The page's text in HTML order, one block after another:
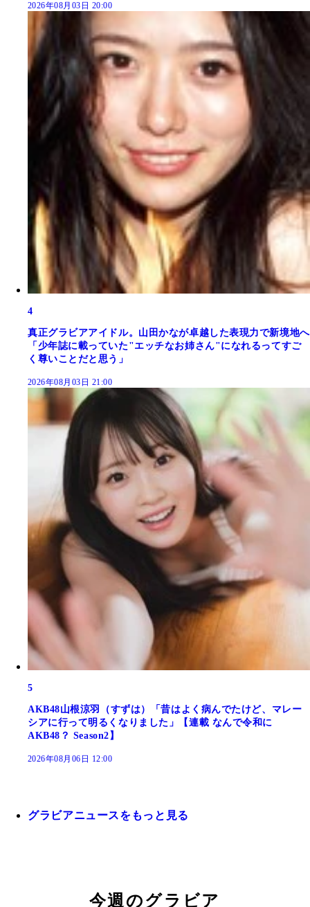
2026年08月03日 20:00
4
真正グラビアアイドル。山田かなが卓越した表現力で新境地へ
「少年誌に載っていた"エッチなお姉さん"になれるってすご
く尊いことだと思う」
2026年08月03日 21:00
5
AKB48山根涼羽（すずは）「昔はよく病んでたけど、マレー
シアに行って明るくなりました」【連載 なんで令和に
AKB48？ Season2】
2026年08月06日 12:00
グラビアニュースをもっと見る
今週のグラビア